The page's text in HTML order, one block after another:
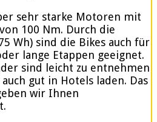
sehr starke Motoren mit
100 Nm. Durch die
Wh) sind die Bikes auch für
lange Etappen geeignet.
sind leicht zu entnehmen
gut in Hotels laden. Das
wir Ihnen